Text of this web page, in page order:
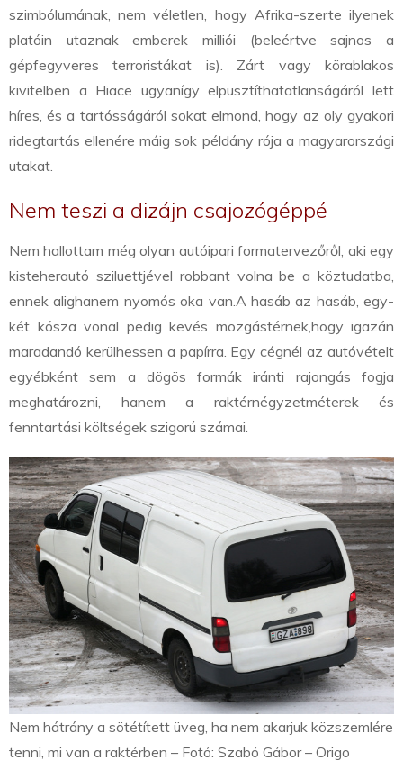
szimbólumának, nem véletlen, hogy Afrika-szerte ilyenek
platóin utaznak emberek milliói (beleértve sajnos a
gépfegyveres terroristákat is). Zárt vagy körablakos
kivitelben a Hiace ugyanígy elpusztíthatatlanságáról lett
híres, és a tartósságáról sokat elmond, hogy az oly gyakori
ridegtartás ellenére máig sok példány rója a magyarországi
utakat.
Nem teszi a dizájn csajozógéppé
Nem hallottam még olyan autóipari formatervezőről, aki egy
kisteherautó sziluettjével robbant volna be a köztudatba,
ennek alighanem nyomós oka van.A hasáb az hasáb, egy-
két kósza vonal pedig kevés mozgástérnek,hogy igazán
maradandó kerülhessen a papírra. Egy cégnél az autóvételt
egyébként sem a dögös formák iránti rajongás fogja
meghatározni, hanem a raktérnégyzetméterek és
fenntartási költségek szigorú számai.
Nem hátrány a sötétített üveg, ha nem akarjuk közszemlére
tenni, mi van a raktérben – Fotó: Szabó Gábor – Origo